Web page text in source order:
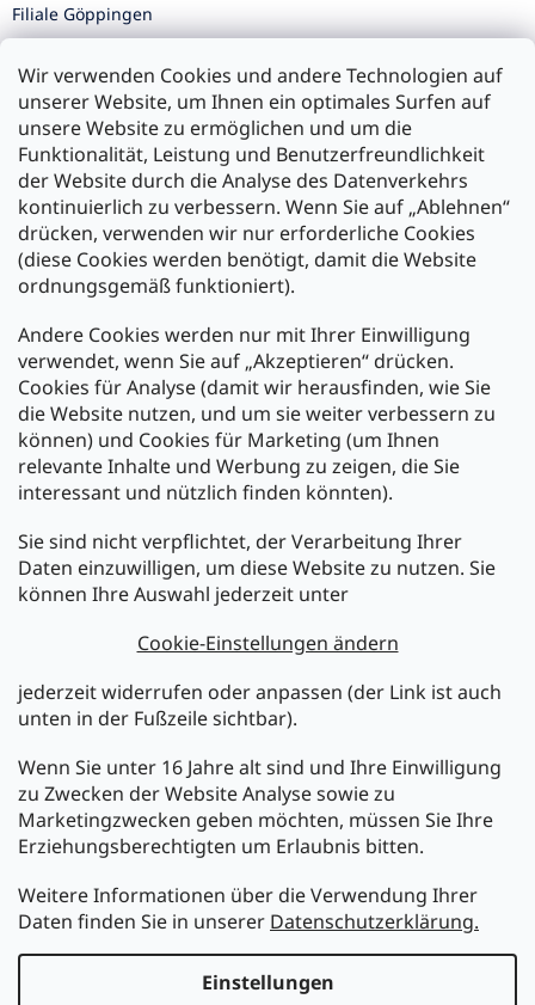
Wir verwenden Cookies und andere Technologien auf
unserer Website, um Ihnen ein optimales Surfen auf
unsere Website zu ermöglichen und um die
Funktionalität, Leistung und Benutzerfreundlichkeit
der Website durch die Analyse des Datenverkehrs
kontinuierlich zu verbessern. Wenn Sie auf „Ablehnen“
drücken, verwenden wir nur erforderliche Cookies
(diese Cookies werden benötigt, damit die Website
ordnungsgemäß funktioniert).
Andere Cookies werden nur mit Ihrer Einwilligung
verwendet, wenn Sie auf „Akzeptieren“ drücken.
Cookies für Analyse (damit wir herausfinden, wie Sie
die Website nutzen, und um sie weiter verbessern zu
können) und Cookies für Marketing (um Ihnen
relevante Inhalte und Werbung zu zeigen, die Sie
interessant und nützlich finden könnten).
Sie sind nicht verpflichtet, der Verarbeitung Ihrer
Daten einzuwilligen, um diese Website zu nutzen. Sie
können Ihre Auswahl jederzeit unter
Cookie-Einstellungen ändern
jederzeit widerrufen oder anpassen (der Link ist auch
unten in der Fußzeile sichtbar).
Wenn Sie unter 16 Jahre alt sind und Ihre Einwilligung
zu Zwecken der Website Analyse sowie zu
Marketingzwecken geben möchten, müssen Sie Ihre
Erziehungsberechtigten um Erlaubnis bitten.
Weitere Informationen über die Verwendung Ihrer
Daten finden Sie in unserer Datenschutzerklärung.
Einstellungen
Filiale Göppingen
Filiale Ulm
Zahlung und Versand
Versand mit:
Zahlarten:
Newsletter abonnieren
Legen Sie Ihre E-Mail ein und wir werden Ihnen Informationen
über neue Produkte in unserem E-Shop zusenden.
E-Mail
Melden Sie sich jetzt für den mükra Newsletter an,
kostenlos und jederzeit kündbar! Mit der Anmeldung zum
Newsletter bestätigen Sie Ihr Einverständnis mit der
Datenschutzerklärung.
ANMELDEN